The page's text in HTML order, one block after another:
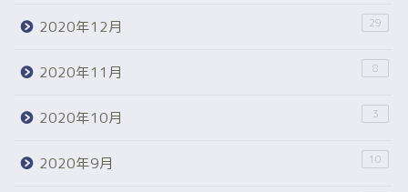
2020年12月 29
2020年11月 8
2020年10月 3
2020年9月 10